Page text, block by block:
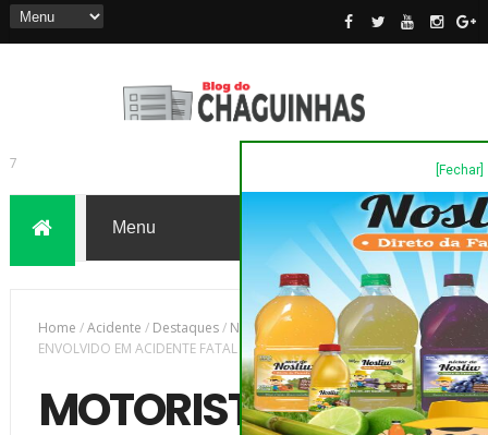
[Fechar]
7
Home /Acidente / Destaques/ Novas/MOTORISTA DE VAN
ENVOLVIDO EM ACIDENTE FATAL DEVE SE APRESENTAR À 18ª SDP
MOTORISTA DE VAN